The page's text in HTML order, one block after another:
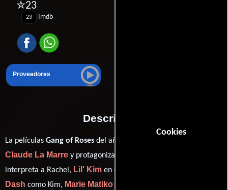
Cookies
✮23
23 Imdb
Proveedores
Descripción
La películas Gang of Roses del año 2003, está dirigida por
Claude La Marre y protagonizada por
interpreta a Rachel, Lil' Kim en el papel de Chastity ,
Dash como Kim, Marie Matiko